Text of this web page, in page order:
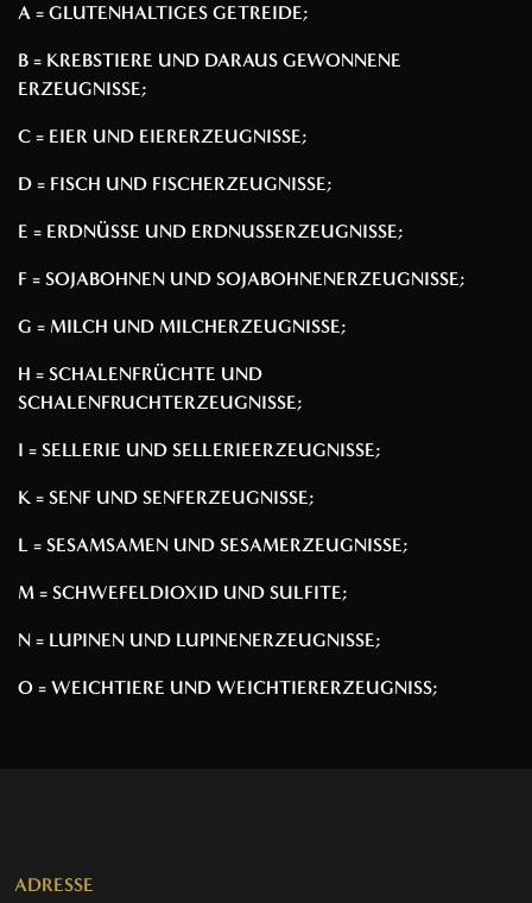
A = GLUTENHALTIGES GETREIDE;
B = KREBSTIERE UND DARAUS GEWONNENE
ERZEUGNISSE;
C = EIER UND EIERERZEUGNISSE;
D = FISCH UND FISCHERZEUGNISSE;
E = ERDNÜSSE UND ERDNUSSERZEUGNISSE;
F = SOJABOHNEN UND SOJABOHNENERZEUGNISSE;
G = MILCH UND MILCHERZEUGNISSE;
H = SCHALENFRÜCHTE UND
SCHALENFRUCHTERZEUGNISSE;
I = SELLERIE UND SELLERIEERZEUGNISSE;
K = SENF UND SENFERZEUGNISSE;
L = SESAMSAMEN UND SESAMERZEUGNISSE;
M = SCHWEFELDIOXID UND SULFITE;
N = LUPINEN UND LUPINENERZEUGNISSE;
O = WEICHTIERE UND WEICHTIERERZEUGNISS;
ADRESSE